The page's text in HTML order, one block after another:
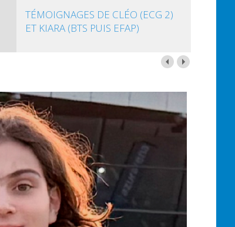
TÉMOIGNAGES DE CLÉO (ECG 2)
ET KIARA (BTS PUIS EFAP)